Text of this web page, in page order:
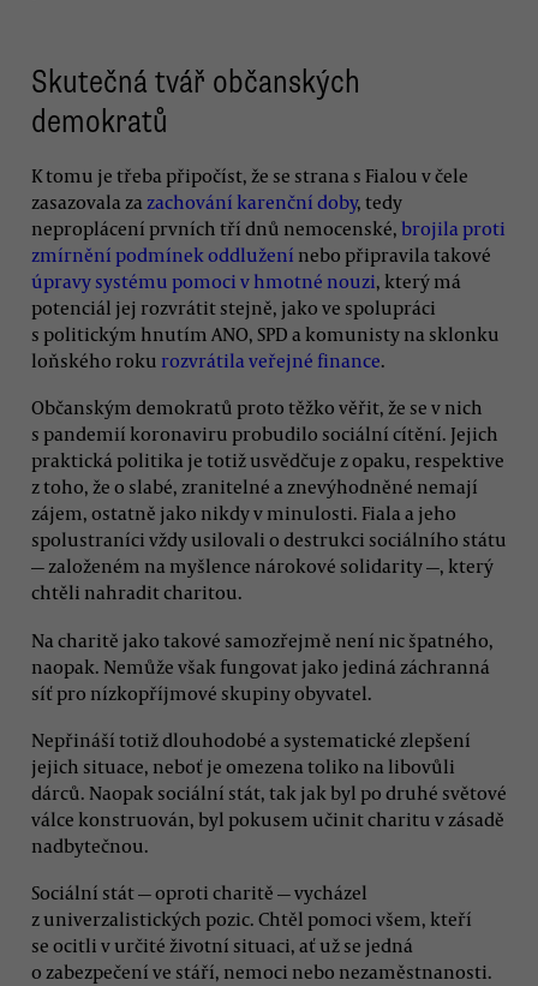
Skutečná tvář občanských
demokratů
K tomu je třeba připočíst, že se strana s Fialou v čele
zasazovala za zachování karenční doby, tedy
neproplácení prvních tří dnů nemocenské, brojila proti
zmírnění podmínek oddlužení nebo připravila takové
úpravy systému pomoci v hmotné nouzi, který má
potenciál jej rozvrátit stejně, jako ve spolupráci
s politickým hnutím ANO, SPD a komunisty na sklonku
loňského roku rozvrátila veřejné finance.
Občanským demokratů proto těžko věřit, že se v nich
s pandemií koronaviru probudilo sociální cítění. Jejich
praktická politika je totiž usvědčuje z opaku, respektive
z toho, že o slabé, zranitelné a znevýhodněné nemají
zájem, ostatně jako nikdy v minulosti. Fiala a jeho
spolustraníci vždy usilovali o destrukci sociálního státu
— založeném na myšlence nárokové solidarity —, který
chtěli nahradit charitou.
Na charitě jako takové samozřejmě není nic špatného,
naopak. Nemůže však fungovat jako jediná záchranná
síť pro nízkopříjmové skupiny obyvatel.
Nepřináší totiž dlouhodobé a systematické zlepšení
jejich situace, neboť je omezena toliko na libovůli
dárců. Naopak sociální stát, tak jak byl po druhé světové
válce konstruován, byl pokusem učinit charitu v zásadě
nadbytečnou.
Sociální stát — oproti charitě — vycházel
z univerzalistických pozic. Chtěl pomoci všem, kteří
se ocitli v určité životní situaci, ať už se jedná
o zabezpečení ve stáří, nemoci nebo nezaměstnanosti.